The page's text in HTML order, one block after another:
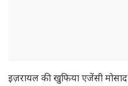
इज़रायल की खुफिया एजेंसी